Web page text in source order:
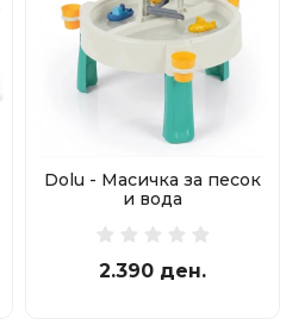
Dolu - Масичка за песок
и вода
2.390 ден.